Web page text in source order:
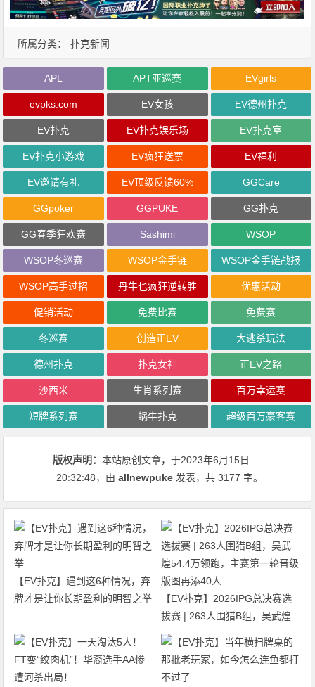
所属分类： 扑克新闻
APL APT亚巡赛 EVgirls
evpks.com EV女孩 EV德州扑克
EV扑克 EV扑克娱乐场 EV扑克室
EV扑克小游戏 EV疯狂送票 EV福利
EV邀请有礼 EV顶级反馈60% GGCare
GGpoker GGPUKE GG扑克
GG春季狂欢赛 Sashimi WSOP
WSOP冬巡赛 WSOP金手链 WSOP金手链战报
WSOP高手过招 丹牛也疯狂逆转胜 优惠活动
促销活动 免费比赛 免费赛
冬巡赛 创造正EV 大逃杀玩法
德州扑克 扑克女神 正EV之路
沙西米 生肖系列赛 百万幸运赛
短牌系列赛 蜗牛扑克 超级百万豪客赛
版权声明：本站原创文章，于2023年6月15日
20:32:48，由allnewpuke 发表，共 3177 字。
【EV扑克】遇到这6种情况，弃
牌才是让你长期盈利的明智之举
【EV扑克】2026IPG总决赛选
拔赛 | 263人围猎B组，吴武煌
54.4万领跑，主赛第一轮晋级版